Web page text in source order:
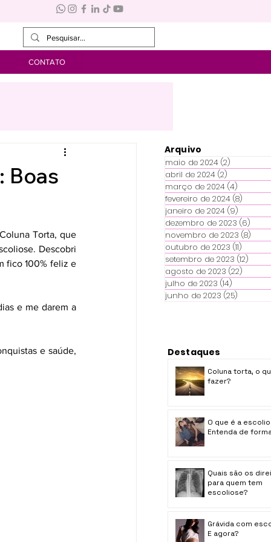
CONTATO
Boas
Torta, que
Descobri
fico 100% feliz e
e me darem a
e saúde,
Arquivo
maio de 2024 (2)
abril de 2024 (2)
março de 2024 (4)
fevereiro de 2024 (8)
janeiro de 2024 (9)
dezembro de 2023 (6)
novembro de 2023 (8)
outubro de 2023 (11)
setembro de 2023 (12)
agosto de 2023 (22)
julho de 2023 (14)
junho de 2023 (25)
Destaques
Coluna torta, o
fazer?
O que é a
Entenda de
Quais são os
para quem tem
escoliose?
Grávida com
E agora?